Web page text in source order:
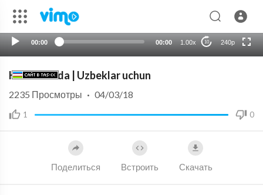
00:00 00:00 1.00x 10 240p
360p
Kuch birlikda | Uzbeklar uchun
1 0
2235 Просмотры · 04/03/18
Поделиться Встроить Скачать